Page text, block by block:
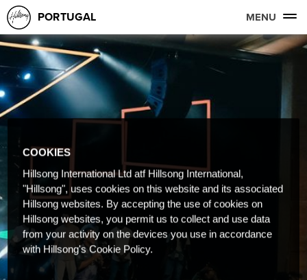
PORTUGAL MENU
COOKIES
Hillsong International Ltd atf Hillsong International,
"Hillsong", uses cookies on this website and its associated
Hillsong websites. By accepting the use of cookies on
Hillsong websites, you permit us to collect and use data
from your activity on the devices you use in accordance
with Hillsong's Cookie Policy.